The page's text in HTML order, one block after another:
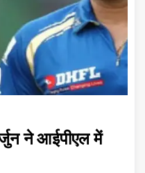
ने आईपीएल में